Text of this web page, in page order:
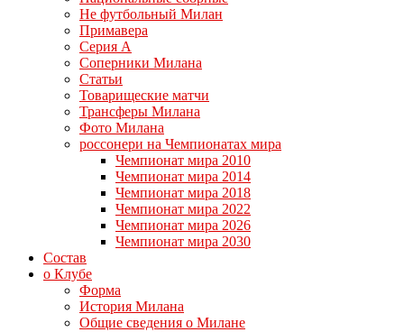
Не футбольный Милан
Примавера
Серия А
Соперники Милана
Статьи
Товарищеские матчи
Трансферы Милана
Фото Милана
россонери на Чемпионатах мира
Чемпионат мира 2010
Чемпионат мира 2014
Чемпионат мира 2018
Чемпионат мира 2022
Чемпионат мира 2026
Чемпионат мира 2030
Состав
о Клубе
Форма
История Милана
Общие сведения о Милане